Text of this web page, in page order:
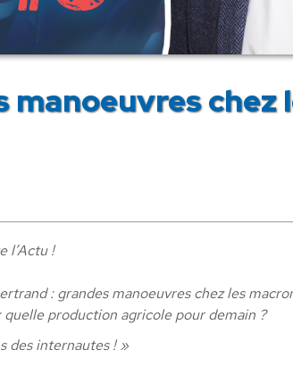
manoeuvres chez
l’Actu !
: grandes manoeuvres chez les
production agricole pour demain ?
des internautes ! »